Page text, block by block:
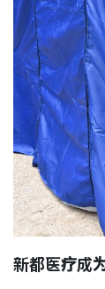
新都医疗成